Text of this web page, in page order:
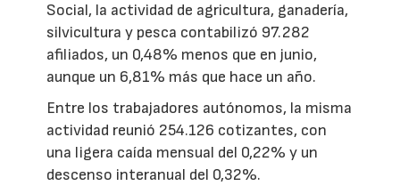
Social, la actividad de agricultura, ganadería,
silvicultura y pesca contabilizó 97.282
afiliados, un 0,48% menos que en junio,
aunque un 6,81% más que hace un año.
Entre los trabajadores autónomos, la misma
actividad reunió 254.126 cotizantes, con
una ligera caída mensual del 0,22% y un
descenso interanual del 0,32%.